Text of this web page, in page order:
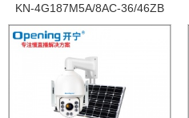
KN-4G187M5A/8AC-36/46ZB